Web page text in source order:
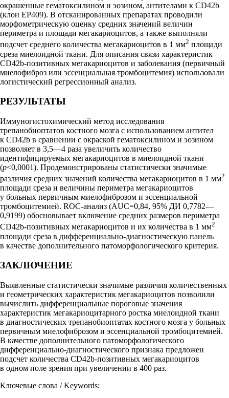
окрашенные гематоксилином и эозином, антителами к CD42b
(клон EP409). В отсканированных препаратах проводили
морфометрическую оценку средних значений величин
периметра и площади мегакариоцитов, а также выполняли
подсчет среднего количества мегакариоцитов в 1 мм2 площади
среза миелоидной ткани. Для описания связи характеристик
CD42b-позитивных мегакариоцитов и заболевания (первичный
миелофиброз или эссенциальная тромбоцитемия) использовали
логистический регрессионный анализ.
РЕЗУЛЬТАТЫ
Иммуногистохимический метод исследования
трепанобиоптатов костного мозга с использованием антител
к CD42b в сравнении с окраской гематоксилином и эозином
позволяет в 3,5—4 раза увеличить количество
идентифицируемых мегакариоцитов в миелоидной ткани
(p<0,0001). Продемонстрированы статистически значимые
различия средних значений количества мегакариоцитов в 1 мм2
площади среза и величины периметра мегакариоцитов
у больных первичным миелофиброзом и эссенциальной
тромбоцитемией. ROC-анализ (AUC=0,84, 95% ДИ 0,7782—
0,9199) обосновывает включение средних размеров периметра
CD42b-позитивных мегакариоцитов и их количества в 1 мм2
площади среза в дифференциально-диагностическую панель
в качестве дополнительного патоморфологического критерия.
ЗАКЛЮЧЕНИЕ
Выявленные статистически значимые различия количественных
и геометрических характеристик мегакариоцитов позволили
вычислить дифференциальные пороговые значения
характеристик мегакариоцитарного ростка миелоидной ткани
в диагностических трепанобиоптатах костного мозга у больных
первичным миелофиброзом и эссенциальной тромбоцитемией.
В качестве дополнительного патоморфологического
дифференциально-диагностического признака предложен
подсчет количества CD42b-позитивных мегакариоцитов
в одном поле зрения при увеличении в 400 раз.
Ключевые слова / Keywords: